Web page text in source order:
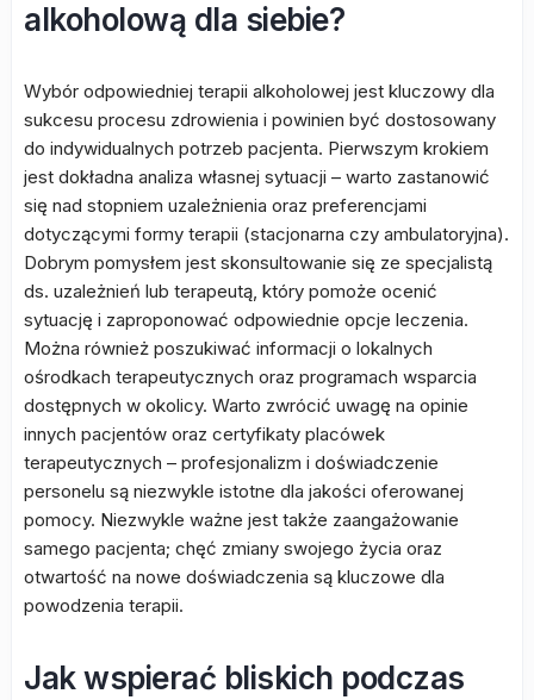
alkoholową dla siebie?
Wybór odpowiedniej terapii alkoholowej jest kluczowy dla
sukcesu procesu zdrowienia i powinien być dostosowany
do indywidualnych potrzeb pacjenta. Pierwszym krokiem
jest dokładna analiza własnej sytuacji – warto zastanowić
się nad stopniem uzależnienia oraz preferencjami
dotyczącymi formy terapii (stacjonarna czy ambulatoryjna).
Dobrym pomysłem jest skonsultowanie się ze specjalistą
ds. uzależnień lub terapeutą, który pomoże ocenić
sytuację i zaproponować odpowiednie opcje leczenia.
Można również poszukiwać informacji o lokalnych
ośrodkach terapeutycznych oraz programach wsparcia
dostępnych w okolicy. Warto zwrócić uwagę na opinie
innych pacjentów oraz certyfikaty placówek
terapeutycznych – profesjonalizm i doświadczenie
personelu są niezwykle istotne dla jakości oferowanej
pomocy. Niezwykle ważne jest także zaangażowanie
samego pacjenta; chęć zmiany swojego życia oraz
otwartość na nowe doświadczenia są kluczowe dla
powodzenia terapii.
Jak wspierać bliskich podczas